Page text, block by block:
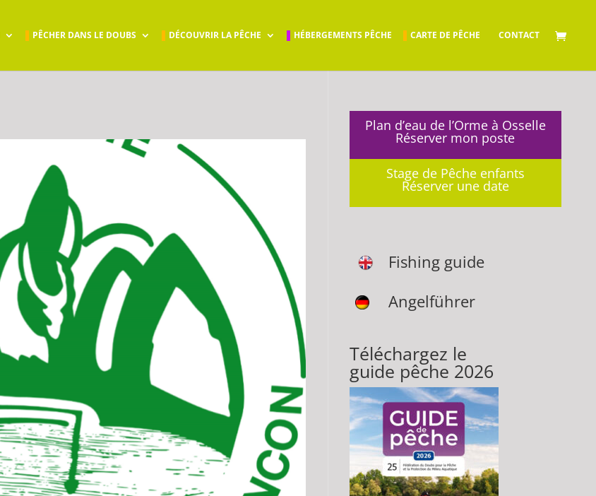
PÊCHER DANS LE DOUBS DÉCOUVRIR LA PÊCHE HÉBERGEMENTS PÊCHE CARTE DE PÊCHE CONTACT
Plan d’eau de l’Orme à Osselle
Réserver mon poste
Stage de Pêche enfants
Réserver une date
Fishing guide
Angelführer
Téléchargez le
guide pêche 2026